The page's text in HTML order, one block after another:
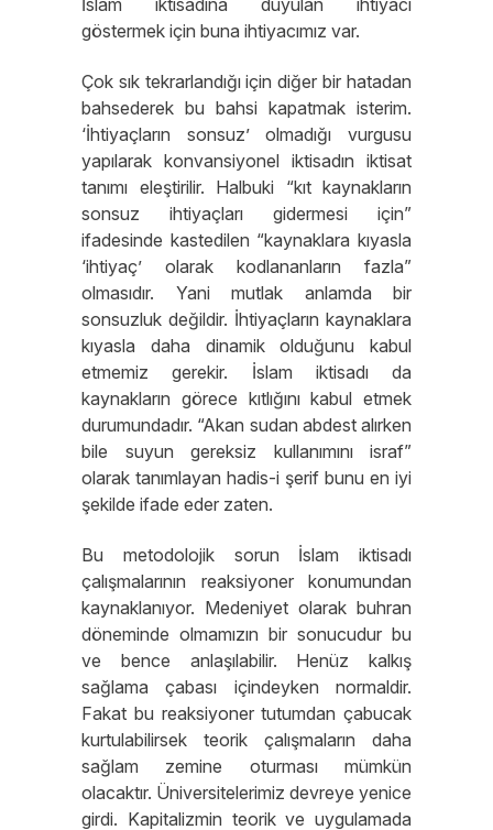
İslam iktisadına duyulan ihtiyacı
göstermek için buna ihtiyacımız var.
Çok sık tekrarlandığı için diğer bir hatadan
bahsederek bu bahsi kapatmak isterim.
‘İhtiyaçların sonsuz’ olmadığı vurgusu
yapılarak konvansiyonel iktisadın iktisat
tanımı eleştirilir. Halbuki “kıt kaynakların
sonsuz ihtiyaçları gidermesi için”
ifadesinde kastedilen “kaynaklara kıyasla
‘ihtiyaç’ olarak kodlananların fazla”
olmasıdır. Yani mutlak anlamda bir
sonsuzluk değildir. İhtiyaçların kaynaklara
kıyasla daha dinamik olduğunu kabul
etmemiz gerekir. İslam iktisadı da
kaynakların görece kıtlığını kabul etmek
durumundadır. “Akan sudan abdest alırken
bile suyun gereksiz kullanımını israf”
olarak tanımlayan hadis-i şerif bunu en iyi
şekilde ifade eder zaten.
Bu metodolojik sorun İslam iktisadı
çalışmalarının reaksiyoner konumundan
kaynaklanıyor. Medeniyet olarak buhran
döneminde olmamızın bir sonucudur bu
ve bence anlaşılabilir. Henüz kalkış
sağlama çabası içindeyken normaldir.
Fakat bu reaksiyoner tutumdan çabucak
kurtulabilirsek teorik çalışmaların daha
sağlam zemine oturması mümkün
olacaktır. Üniversitelerimiz devreye yenice
girdi. Kapitalizmin teorik ve uygulamada